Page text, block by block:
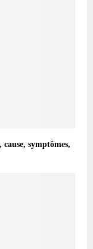
symptômes,